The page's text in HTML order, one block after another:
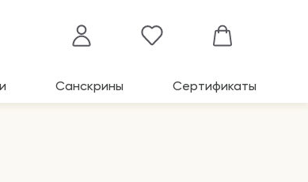
Санскрины Сертификаты